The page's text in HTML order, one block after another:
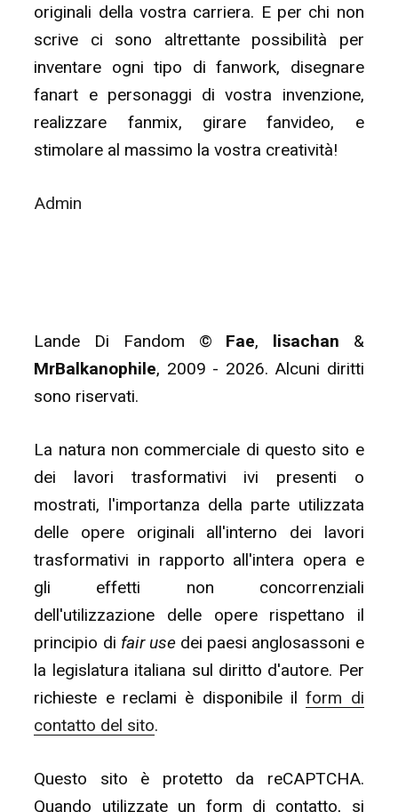
originali della vostra carriera. E per chi non
scrive ci sono altrettante possibilità per
inventare ogni tipo di fanwork, disegnare
fanart e personaggi di vostra invenzione,
realizzare fanmix, girare fanvideo, e
stimolare al massimo la vostra creatività!
Admin
Lande Di Fandom © Fae, lisachan &
MrBalkanophile, 2009 - 2026. Alcuni diritti
sono riservati.
La natura non commerciale di questo sito e
dei lavori trasformativi ivi presenti o
mostrati, l'importanza della parte utilizzata
delle opere originali all'interno dei lavori
trasformativi in rapporto all'intera opera e
gli effetti non concorrenziali
dell'utilizzazione delle opere rispettano il
principio di fair usedei paesi anglosassoni e
la legislatura italiana sul diritto d'autore. Per
richieste e reclami è disponibile ilform di
contatto del sito.
Questo sito è protetto da reCAPTCHA.
Quando utilizzate un form di contatto, si